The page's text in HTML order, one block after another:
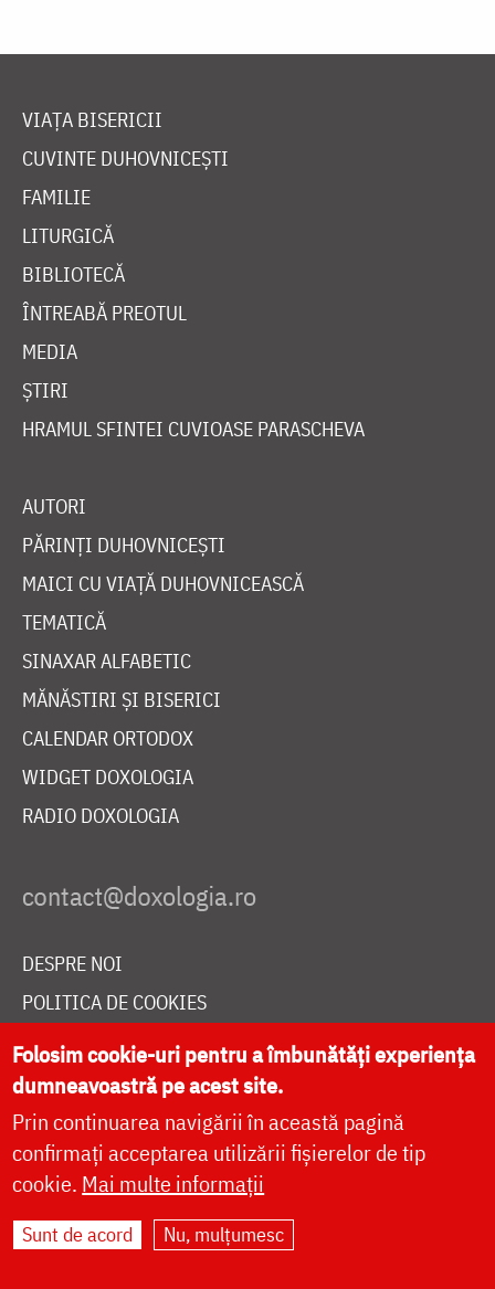
VIAȚA BISERICII
CUVINTE DUHOVNICEȘTI
FAMILIE
LITURGICĂ
BIBLIOTECĂ
ÎNTREABĂ PREOTUL
MEDIA
ȘTIRI
HRAMUL SFINTEI CUVIOASE PARASCHEVA
AUTORI
PĂRINȚI DUHOVNICEȘTI
MAICI CU VIAȚĂ DUHOVNICEASCĂ
TEMATICĂ
SINAXAR ALFABETIC
MĂNĂSTIRI ȘI BISERICI
CALENDAR ORTODOX
WIDGET DOXOLOGIA
RADIO DOXOLOGIA
DESPRE NOI
POLITICA DE COOKIES
DONEAZĂ ONLINE PENTRU CATEDRALA NAȚIONALĂ
LIVE
Site dezvoltat deDOXOLOGIA MEDIA
Arhiepiscopia Iașilor | ©
Folosim cookie-uri pentru a îmbunătăți experiența
dumneavoastră pe acest site.
Prin continuarea navigării în această pagină
confirmați acceptarea utilizării fișierelor de tip
cookie. Mai multe informații
Sunt de acord Nu, mulțumesc